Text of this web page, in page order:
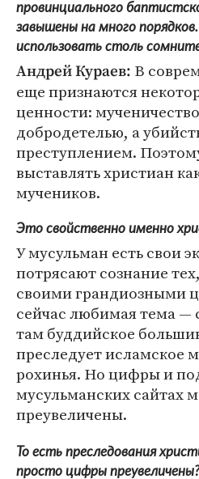
провинциального
завышены на много
использовать столь
Андрей Кураев: В
еще признаются
ценности:
добродетелью, а
преступлением.
выставлять христиан
мучеников.
Это свойственно именно
У мусульман есть свои
потрясают сознание
своими грандиозными
сейчас любимая тема —
там буддийское
преследует исламское
рохинья. Но цифры и
мусульманских сайтах
преувеличены.
То есть преследования
просто цифры преувеличены?